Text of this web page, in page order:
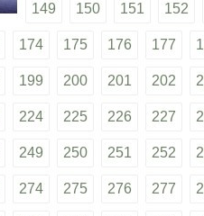
149 150 151 152
174 175 176 177
199 200 201 202
224 225 226 227
249 250 251 252
274 275 276 277